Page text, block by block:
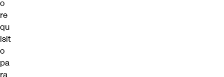
o
re
qu
isit
o
pa
ra